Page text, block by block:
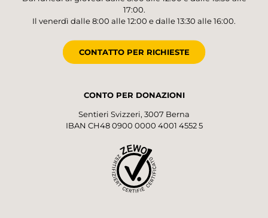
17:00.
Il venerdì dalle 8:00 alle 12:00 e dalle 13:30 alle 16:00.
CONTATTO PER RICHIESTE
CONTO PER DONAZIONI
Sentieri Svizzeri, 3007 Berna
IBAN CH48 0900 0000 4001 4552 5